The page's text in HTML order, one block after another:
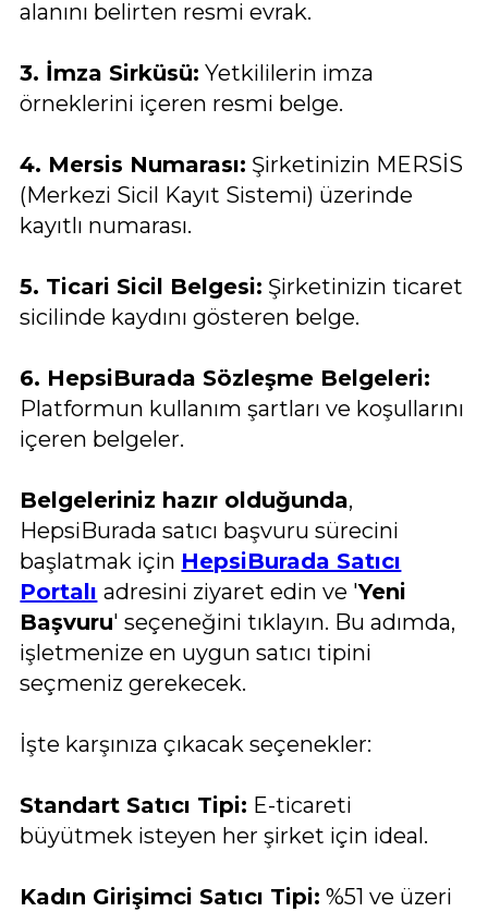
alanını belirten resmi evrak.
3. İmza Sirküsü: Yetkililerin imza
örneklerini içeren resmi belge.
4. Mersis Numarası: Şirketinizin MERSİS
(Merkezi Sicil Kayıt Sistemi) üzerinde
kayıtlı numarası.
5. Ticari Sicil Belgesi: Şirketinizin ticaret
sicilinde kaydını gösteren belge.
6. HepsiBurada Sözleşme Belgeleri:
Platformun kullanım şartları ve koşullarını
içeren belgeler.
Belgeleriniz hazır olduğunda,
HepsiBurada satıcı başvuru sürecini
başlatmak için HepsiBurada Satıcı
Portalı adresini ziyaret edin ve 'Yeni
Başvuru' seçeneğini tıklayın. Bu adımda,
işletmenize en uygun satıcı tipini
seçmeniz gerekecek.
İşte karşınıza çıkacak seçenekler:
Standart Satıcı Tipi: E-ticareti
büyütmek isteyen her şirket için ideal.
Kadın Girişimci Satıcı Tipi: %51 ve üzeri